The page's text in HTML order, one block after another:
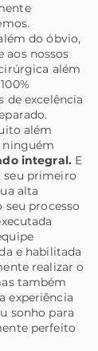
do óbvio,
aos nossos
além
de excelência
além
ninguém
integral. E
seu primeiro
alta
seu processo
e habilitada
realizar o
também
experiência
sonho para
perfeito